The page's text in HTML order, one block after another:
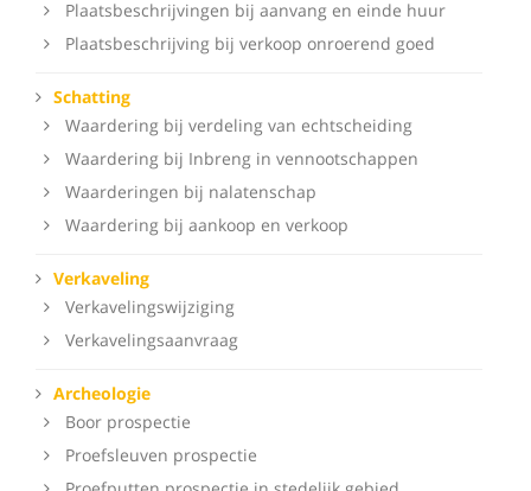
Plaatsbeschrijvingen bij aanvang en einde huur
Plaatsbeschrijving bij verkoop onroerend goed
Schatting
Waardering bij verdeling van echtscheiding
Waardering bij Inbreng in vennootschappen
Waarderingen bij nalatenschap
Waardering bij aankoop en verkoop
Verkaveling
Verkavelingswijziging
Verkavelingsaanvraag
Archeologie
Boor prospectie
Proefsleuven prospectie